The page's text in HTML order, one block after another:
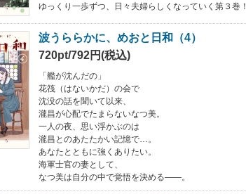
ゆっくり一歩ずつ、日々夫婦らしくなっていく第３巻！
波うららかに、めおと日和（4）
720pt/792円(税込)
「艦が沈んだの」
花筏（はないかだ）の会で
沈没の話を聞いて以来、
瀧昌が心配でたまらないなつ美。
一人の夜、思い浮かぶのは
瀧昌とのあたたかい記憶で…。
あなたとともに強くありたい。
海軍士官の妻として、
なつ美は自分の中で覚悟を決める――。